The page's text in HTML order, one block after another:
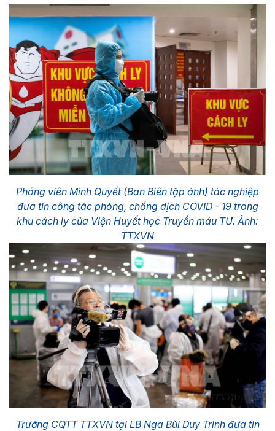
Phóng viên Minh Quyết (Ban Biên tập ảnh) tác nghiệp
đưa tin công tác phòng, chống dịch COVID - 19 trong
khu cách ly của Viện Huyết học Truyền máu TƯ. Ảnh:
TTXVN
Trưởng CQTT TTXVN tại LB Nga Bùi Duy Trinh đưa tin